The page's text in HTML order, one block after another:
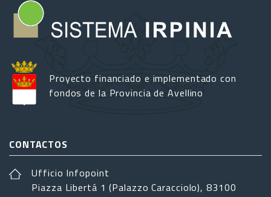
Proyecto financiado e implementado con
fondos de la Provincia de Avellino
CONTACTOS
Ufficio Infopoint
Piazza Libertá 1 (Palazzo Caracciolo), 83100